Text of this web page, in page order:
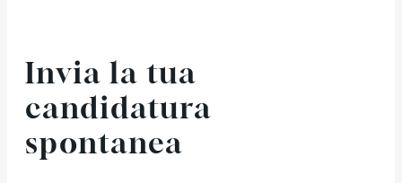
punto di raccordo strategico tra
visione del cliente e delivery
tecnologica.
TAGS
Invia la tua
candidatura
spontanea